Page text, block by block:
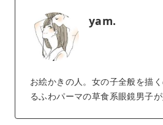
yam.
お絵かきの人。女の子全般を描
るふわパーマの草食系眼鏡男子が